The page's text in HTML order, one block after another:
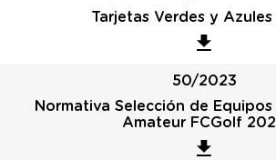
Tarjetas Verdes y
50/2023
Normativa Selección de
Amateur FCGolf